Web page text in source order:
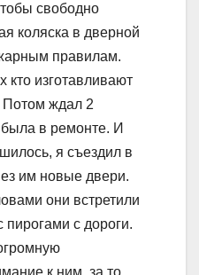
свободно
коляска в дверной
правилам.
изготавливают
Потом ждал 2
в ремонте. И
я съездил в
им новые двери.
они встретили
с дороги.